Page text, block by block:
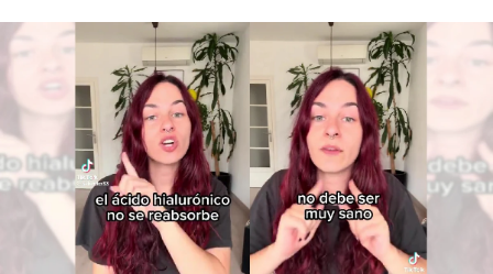
Jedet y Laura Escanes dan su opinión
sobre el ácido hialurónico: "Es muy
peligroso"
Juan Carrasco